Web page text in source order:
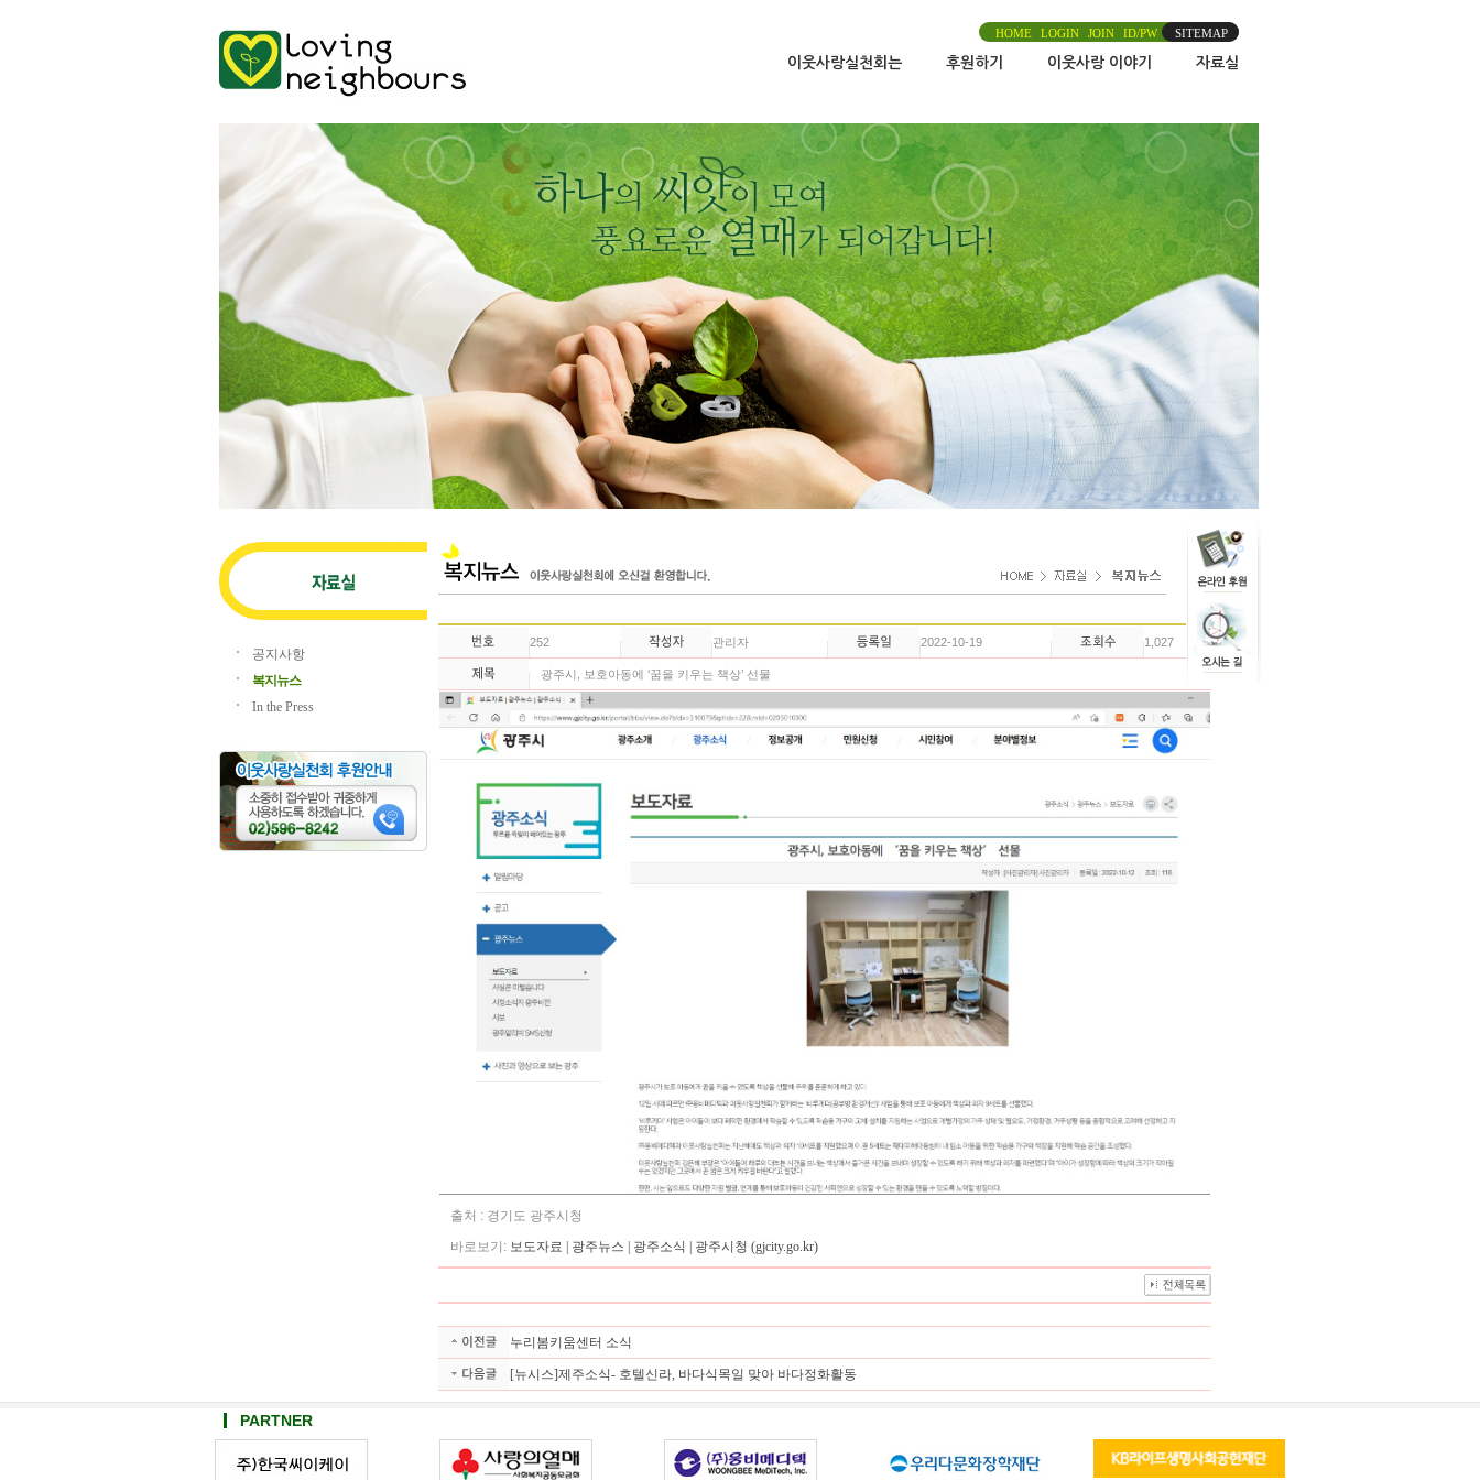
HOME LOGIN JOIN ID/PW SITEMAP
이웃사랑실천회는 후원하기 이웃사랑 이야기 자료실
공지사항
복지뉴스
In the Press
252 관리자 2022-10-19 1,027
광주시, 보호아동에 ‘꿈을 키우는 책상’ 선물
출처 : 경기도 광주시청
바로보기: 보도자료 | 광주뉴스 | 광주소식 | 광주시청 (gjcity.go.kr)
누리봄키움센터 소식
[뉴시스]제주소식- 호텔신라, 바다식목일 맞아 바다정화활동
PARTNER